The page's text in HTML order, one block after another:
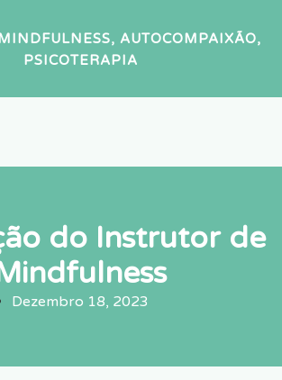
AUTOCOMPAIXÃO,
PSICOTERAPIA
do Instrutor de
Dezembro 18, 2023